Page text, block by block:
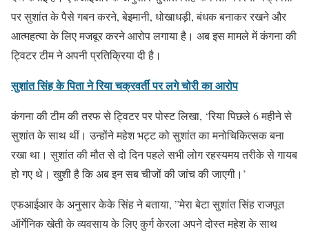
पर सुशांत के पैसे गबन करने, बेइमानी, धोखाधड़ी, बंधक बनाकर रखने और
आत्महत्या के लिए मजबूर करने आरोप लगाया है। अब इस मामले में कंगना की
ट्विटर टीम ने अपनी प्रतिक्रिया दी है।
सुशांत सिंह के पिता ने रिया चक्रवर्ती पर लगे चोरी का आरोप
कंगना की टीम की तरफ से ट्विटर पर पोस्ट लिखा, ‘रिया पिछले 6 महीने से
सुशांत के साथ थीं। उन्होंने महेश भट्ट को सुशांत का मनोचिकित्सक बना
रखा था। सुशांत की मौत से दो दिन पहले सभी लोग रहस्यमय तरीके से गायब
हो गए थे। खुशी है कि अब इन सब चीजों की जांच की जाएगी।’
एफआईआर के अनुसार केके सिंह ने बताया, ”मेरा बेटा सुशांत सिंह राजपूत
ऑर्गेनिक खेती के व्यवसाय के लिए कुर्ग केरला अपने दोस्त महेश के साथ